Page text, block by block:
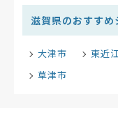
滋賀県のおすす
大津市 東近
草津市